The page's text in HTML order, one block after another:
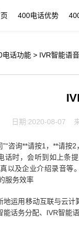
400电话优势
电话功能 > IVR智能语
日期:2020-08-07
咨询**请按1，**请按2
话时，会听到如上条
以及企业介绍录音等
服务效率
地运用移动互联与云
能话务分配、IVR智能